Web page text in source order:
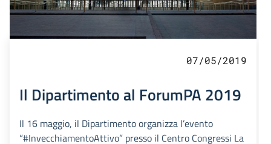
07/05/2019
Il Dipartimento al ForumPA 2019
Il 16 maggio, il Dipartimento organizza l’evento
“#InvecchiamentoAttivo” presso il Centro Congressi La